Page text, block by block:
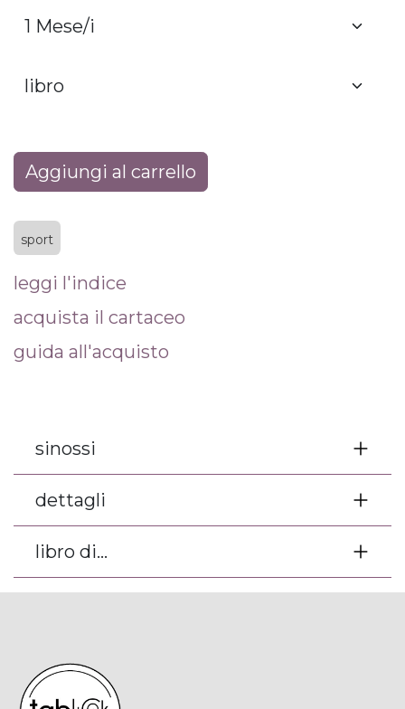
Aggiungi al carrello
sport
leggi l'indice
acquista il cartaceo
guida all'acquisto
sinossi
dettagli
libro di...